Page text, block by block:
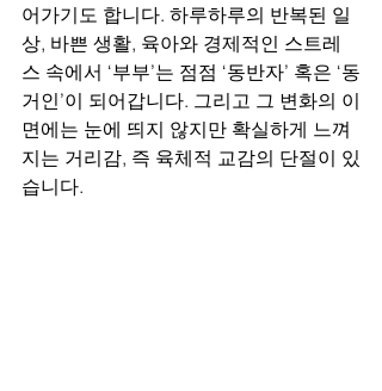
어가기도 합니다. 하루하루의 반복된 일
상, 바쁜 생활, 육아와 경제적인 스트레
스 속에서 ‘부부’는 점점 ‘동반자’ 혹은 ‘동
거인’이 되어갑니다. 그리고 그 변화의 이
면에는 눈에 띄지 않지만 확실하게 느껴
지는 거리감, 즉 육체적 교감의 단절이 있
습니다.